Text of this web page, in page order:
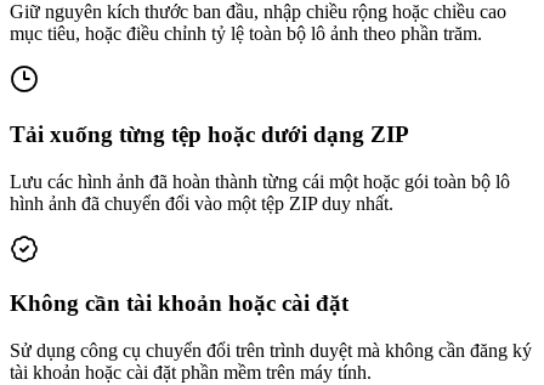
Giữ nguyên kích thước ban đầu, nhập chiều rộng hoặc chiều cao
mục tiêu, hoặc điều chỉnh tỷ lệ toàn bộ lô ảnh theo phần trăm.
Tải xuống từng tệp hoặc dưới dạng ZIP
Lưu các hình ảnh đã hoàn thành từng cái một hoặc gói toàn bộ lô
hình ảnh đã chuyển đổi vào một tệp ZIP duy nhất.
Không cần tài khoản hoặc cài đặt
Sử dụng công cụ chuyển đổi trên trình duyệt mà không cần đăng ký
tài khoản hoặc cài đặt phần mềm trên máy tính.